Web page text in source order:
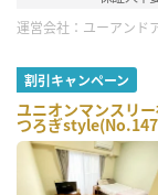
運営会社： ユーアンド
割引キャンペーン
ユニオンマンスリ
つろぎ